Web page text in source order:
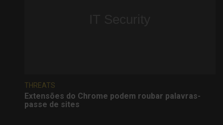
THREATS
Extensões do Chrome podem roubar palavras-
passe de sites